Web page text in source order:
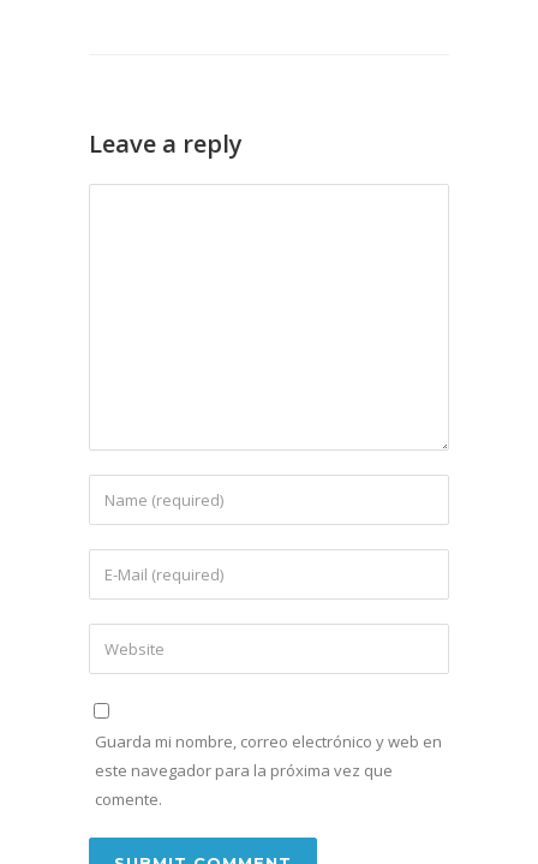
Leave a reply
Guarda mi nombre, correo electrónico y web en
este navegador para la próxima vez que
comente.